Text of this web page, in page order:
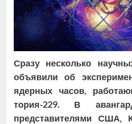
Сразу несколько
объявили об
ядерных часов,
тория-229. В
представителями США,